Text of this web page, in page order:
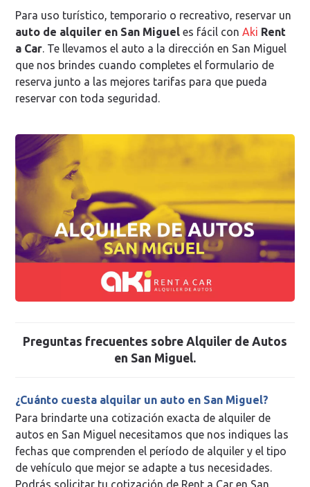
Para uso turístico, temporario o recreativo, reservar un
auto de alquiler en San Miguel es fácil conAki Rent
a Car. Te llevamos el auto a la dirección en San Miguel
que nos brindes cuando completes el formulario de
reserva junto a las mejores tarifas para que pueda
reservar con toda seguridad.
Preguntas frecuentes sobre Alquiler de Autos
en San Miguel.
¿Cuánto cuesta alquilar un auto en San Miguel?
Para brindarte una cotización exacta de alquiler de
autos en San Miguel necesitamos que nos indiques las
fechas que comprenden el período de alquiler y el tipo
de vehículo que mejor se adapte a tus necesidades.
Podrás solicitar tu cotización de Rent a Car en San